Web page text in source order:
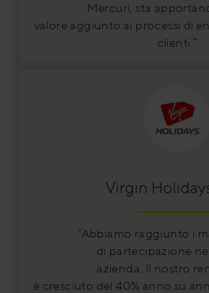
Mercuri, sta
valore aggiunto ai processi di
clienti.”
Virgin
“Abbiamo raggiunto i
di partecipazione
azienda. Il nostro
è cresciuto del 40% anno su